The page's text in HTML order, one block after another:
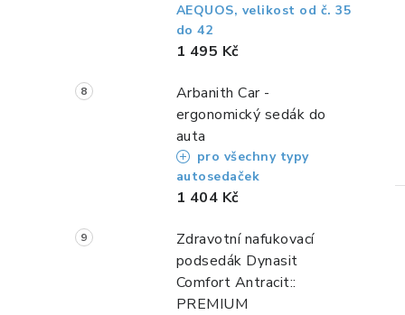
AEQUOS, velikost od č. 35
do 42
1 495 Kč
Arbanith Car -
ergonomický sedák do
auta
pro všechny typy
autosedaček
1 404 Kč
Zdravotní nafukovací
podsedák Dynasit
Comfort Antracit::
PREMIUM